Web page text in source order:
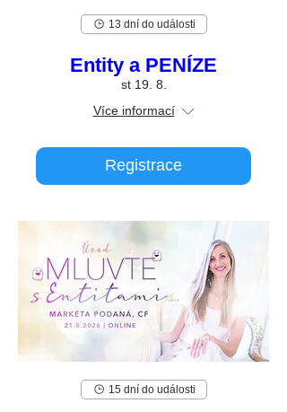
13 dní do události
Entity a PENÍZE
st 19. 8.
Více informací
Registrace
15 dní do události